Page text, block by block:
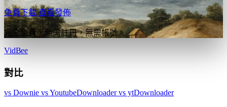
免費下載查看發佈
完全免費，無需註冊，無需帳號。
VidBee
對比
vs Downie vs YoutubeDownloadervs ytDownloader